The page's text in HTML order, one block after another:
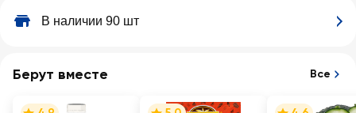
В наличии 90 шт
Берут вместе Все